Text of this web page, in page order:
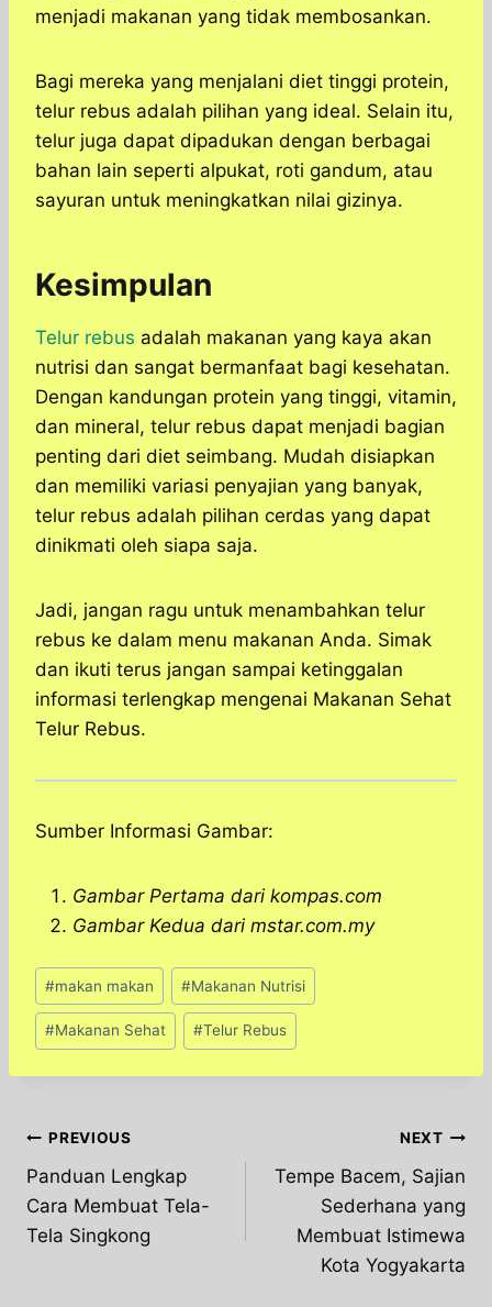
menjadi makanan yang tidak membosankan.
Bagi mereka yang menjalani diet tinggi protein,
telur rebus adalah pilihan yang ideal. Selain itu,
telur juga dapat dipadukan dengan berbagai
bahan lain seperti alpukat, roti gandum, atau
sayuran untuk meningkatkan nilai gizinya.
Kesimpulan
Telur rebus adalah makanan yang kaya akan
nutrisi dan sangat bermanfaat bagi kesehatan.
Dengan kandungan protein yang tinggi, vitamin,
dan mineral, telur rebus dapat menjadi bagian
penting dari diet seimbang. Mudah disiapkan
dan memiliki variasi penyajian yang banyak,
telur rebus adalah pilihan cerdas yang dapat
dinikmati oleh siapa saja.
Jadi, jangan ragu untuk menambahkan telur
rebus ke dalam menu makanan Anda. Simak
dan ikuti terus jangan sampai ketinggalan
informasi terlengkap mengenai Makanan Sehat
Telur Rebus.
Sumber Informasi Gambar:
Gambar Pertama dari kompas.com
Gambar Kedua dari mstar.com.my
Post
Tags:
#makan makan #Makanan Nutrisi
#Makanan Sehat #Telur Rebus
Post
navigation
PREVIOUS
Panduan Lengkap
Cara Membuat Tela-
Tela Singkong
NEXT
Tempe Bacem, Sajian
Sederhana yang
Membuat Istimewa
Kota Yogyakarta